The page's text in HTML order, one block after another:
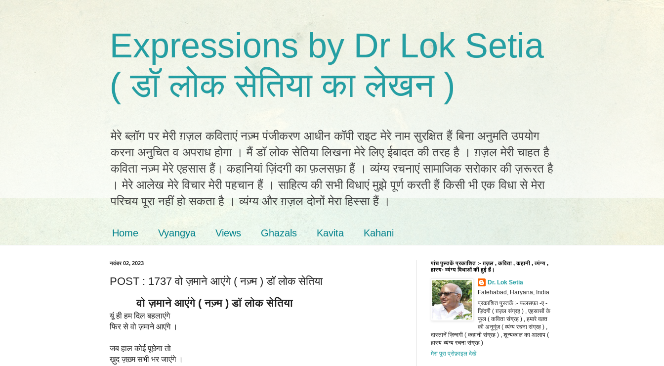
Expressions by Dr Lok Setia
( डॉ लोक सेतिया का लेखन )
मेरे ब्लॉग पर मेरी ग़ज़ल कविताएं नज़्म पंजीकरण आधीन कॉपी राइट मेरे नाम सुरक्षित हैं बिना अनुमति उपयोग
करना अनुचित व अपराध होगा । मैं डॉ लोक सेतिया लिखना मेरे लिए ईबादत की तरह है । ग़ज़ल मेरी चाहत है
कविता नज़्म मेरे एहसास हैं। कहानियां ज़िंदगी का फ़लसफ़ा हैं । व्यंग्य रचनाएं सामाजिक सरोकार की ज़रूरत है
। मेरे आलेख मेरे विचार मेरी पहचान हैं । साहित्य की सभी विधाएं मुझे पूर्ण करती हैं किसी भी एक विधा से मेरा
परिचय पूरा नहीं हो सकता है । व्यंग्य और ग़ज़ल दोनों मेरा हिस्सा हैं ।
Home Vyangya Views Ghazals Kavita Kahani
नवंबर 02, 2023
POST : 1737 वो ज़माने आएंगे ( नज़्म ) डॉ लोक सेतिया
वो ज़माने आएंगे ( नज़्म ) डॉ लोक सेतिया
यूं ही हम दिल बहलाएंगे
फिर से वो ज़माने आएंगे ।
जब हाल कोई पूछेगा तो
ख़ुद ज़ख़्म सभी भर जाएंगे ।
पांच पुस्तकें प्रकाशित :- ग़ज़ल , कविता , कहानी , व्यंग्य ,
हास्य- व्यंग्य विधाओं की हुई हैं।
Dr. Lok Setia
Fatehabad, Haryana, India
प्रकाशित पुस्तकें :- फ़लसफ़ा -ए -
ज़िंदगी ( ग़ज़ल संग्रह ) , एहसासों के
फूल ( कविता संग्रह ) , हमारे वक़्त
की अनुगूंज ( व्यंग्य रचना संग्रह ) ,
दास्तानें ज़िन्दगी ( कहानी संग्रह ) , शून्यकाल का आलाप (
हास्य-व्यंग्य रचना संग्रह )
मेरा पूरा प्रोफ़ाइल देखें